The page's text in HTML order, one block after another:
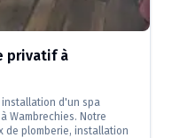
privatif à
installation d'un spa
Wambrechies. Notre
de plomberie, installation